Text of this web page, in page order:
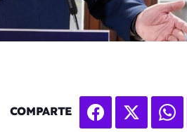
COMPARTE